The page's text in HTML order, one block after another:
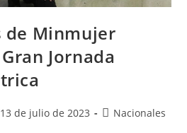
de Minmujer
Jornada
13 de julio de 2023 Nacionales